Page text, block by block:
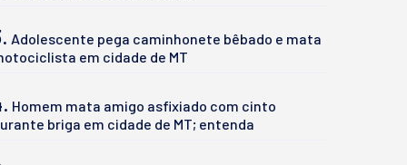
Adolescente pega caminhonete bêbado e mata
em cidade de MT
Homem mata amigo asfixiado com cinto
briga em cidade de MT; entenda